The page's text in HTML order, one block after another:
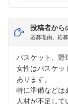
こち
投稿者から
応募理由、応
バスケット、野
女性はバスケッ
あります。
特に準備などは
人材が不足し